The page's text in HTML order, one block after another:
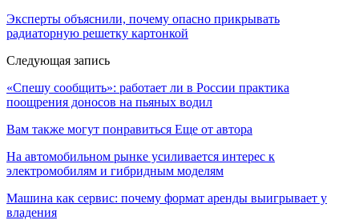
Эксперты объяснили, почему опасно прикрывать
радиаторную решетку картонкой
Следующая запись
«Спешу сообщить»: работает ли в России практика
поощрения доносов на пьяных водил
Вам также могут понравиться Еще от автора
На автомобильном рынке усиливается интерес к
электромобилям и гибридным моделям
Машина как сервис: почему формат аренды выигрывает у
владения